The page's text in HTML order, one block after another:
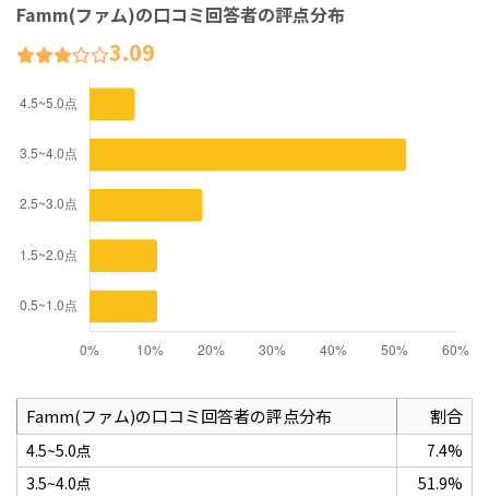
Famm(ファム)の口コミ回答者の評点分布
3.09
Famm(ファム)の口コミ回答者の評点分布 割合
4.5~5.0点
7.4%
3.5~4.0点
51.9%